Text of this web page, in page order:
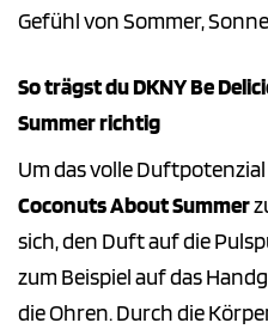
Gefühl von Sommer,
So trägst du DKNY Be
Summer richtig
Um das volle
Coconuts About Summer
sich, den Duft auf die
zum Beispiel auf das
die Ohren. Durch die